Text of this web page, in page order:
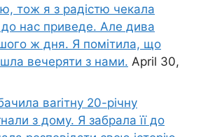
тож я з радістю чекала
до нас приведе. Але дива
ж дня. Я помітила, що
вечеряти з нами. April 30,
ваrітну 20-річну
з дому. Я забрала її до